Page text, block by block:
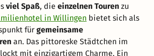
viel Spaß, die einzelnen Touren zu
in Willingen bietet sich als
für gemeinsame
an. Das pittoreske Städtchen im
lockt mit einzigartigem Charme. Ein